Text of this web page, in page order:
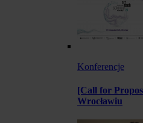
Konferencje
[Call for
Wrocławiu